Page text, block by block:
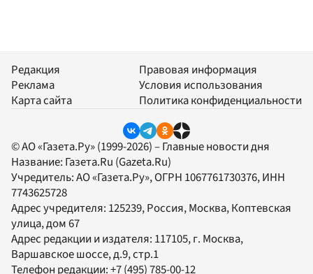
Редакция
Реклама
Карта сайта
Правовая информация
Условия использования
Политика конфиденциальности
© АО «Газета.Ру» (1999-2026) – Главные новости дня
Название: Газета.Ru (Gazeta.Ru)
Учредитель:АО «Газета.Ру», ОГРН 1067761730376, ИНН
7743625728
Адрес учредителя: 125239, Россия, Москва, Коптевская
улица, дом 67
Адрес редакции и издателя: 117105, г. Москва,
Варшавское шоссе, д.9, стр.1
Телефон редакции:+7 (495) 785-00-12